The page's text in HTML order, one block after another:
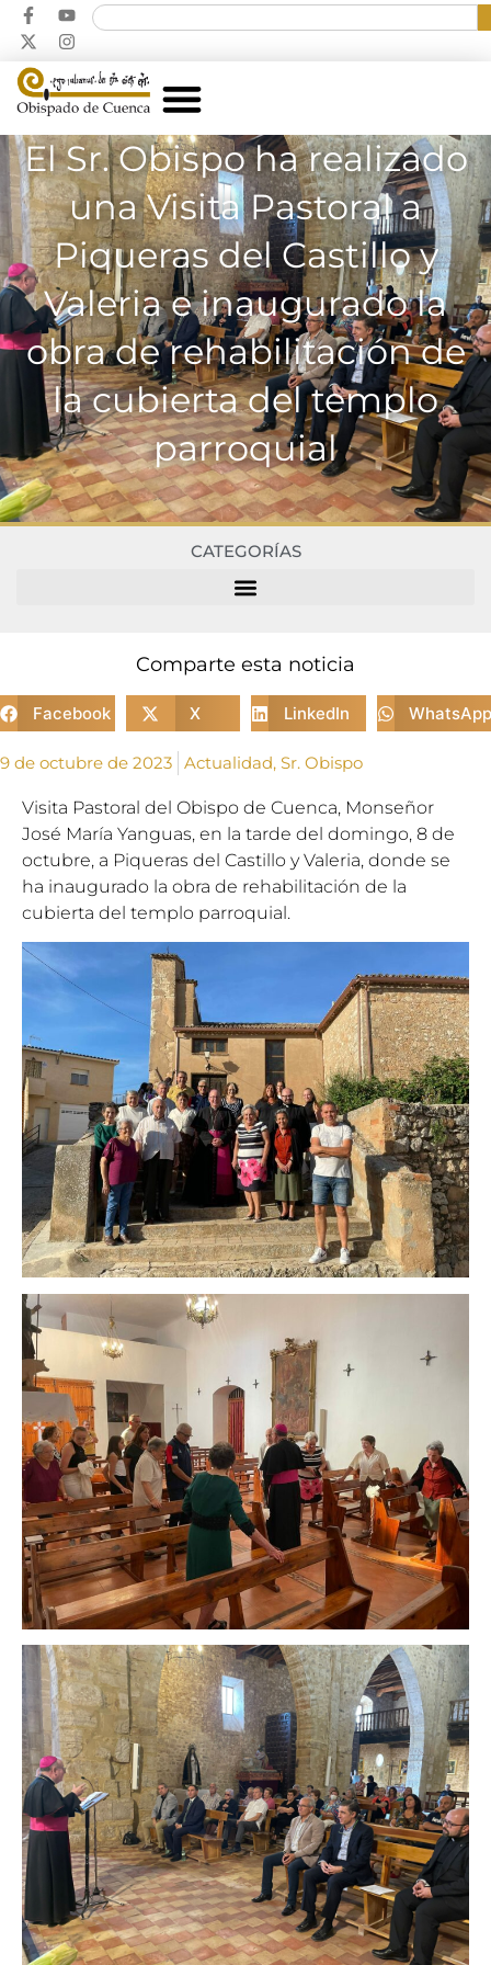
El Sr. Obispo ha realizado
una Visita Pastoral a
Piqueras del Castillo y
Valeria e inaugurado la
obra de rehabilitación de
la cubierta del templo
parroquial
CATEGORÍAS
Comparte esta noticia
Facebook X LinkedIn WhatsApp
9 de octubre de 2023 Actualidad, Sr. Obispo
Visita Pastoral del Obispo de Cuenca, Monseñor
José María Yanguas, en la tarde del domingo, 8 de
octubre, a Piqueras del Castillo y Valeria, donde se
ha inaugurado la obra de rehabilitación de la
cubierta del templo parroquial.